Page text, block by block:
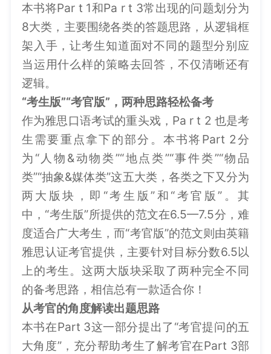
本书将Par t 1和Pa r t 3常出现的问题划分为
8大类，主要围绕各类的答题思路，从逻辑框
架入手，让考生知道面对不同的题型分别应
当运用什么样的策略去回答，不仅清晰还有
逻辑。
“考生版”“考官版”，两种思路轻松备考
作为雅思口语考试的重头戏，Pa r t 2 也是考
生需要重点拿下的部分。本书将Part 2分
为“人物&动物类”“地点类”“事件类”“物品
类”“抽象&媒体类”这五大类，各类之下又分为
两大版块，即“考生版”和“考官版”。其
中，“考生版”所提供的范文在6.5—7.5分，难
度适合广大考生，而“考官版”的范文则由英籍
雅思认证考官提供，主要针对目标分数6.5以
上的考生。这两大版块采取了两种完全不同
的备考思路，相信总有一款适合你！
从考官的角度解读出题思路
本书在Part 3这一部分提出了“考官提问的五
大角度”，充分帮助考生了解考官在Part 3部